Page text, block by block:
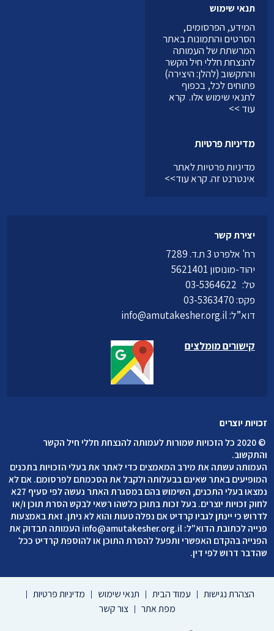
תנאי שימוש
המידע, הפרסומים,
הסרטים והתמונות באתר
המרשתת של העמותה
להנצחת חללי חיל הקשר
והתקשוב (להלן: היצירה)
פתוחים לכל, בכפוף
לתנאי שימוש אלו.קרא
עוד >>
מדיניות פרטיות
מדיניות פרטיות לאתר
אינטרנט זה.קרא עוד>>
זכויות יוצרים
©
2020 כל הזכויות שמורות לעמותה להנצחת חללי חיל הקשר
והתקשוב.
העמותה עשתה את מירב המאמצים כדי לאתר את בעלי הזכויות בתכנים
המופיעים באתר שאינם בבעלותה ולקבל את הסכמתם לפרסומם. אם לא
נמצאו בעלי התכנים, השימוש בהם במסגרת האתר נעשה לפי סעיף 27א
לחוק זכויות יוצרים. בעל זכות בתוכן כלשהו רשאי לבקש הסרת תוכן ו/או
לדרוש כי יינתן לגביו קרדיט אם נפלה טעות והוא לא ניתן. זאת באמצעות
פנייה לכתובת הדוא"ל: info@amutakesher.org.il העמותה תבדוק את
הפנייה בהקדם האפשרי ותפעל להסרת התוכן או להוספת קרדיט ככל
שהדבר דרוש לפי דין.
יצירת קשר
רח' אלפרט 3 ת.ד. 7289
יהוד-מונוסון 5621401
טל:
פקס: 03-5363470
דוא”ל:info@amutakesher.org.il
קישורים מומלצים
הצהרת נגישות עמוד הבית תנאי שימוש
מדיניות פרטיות
מפת אתר
צור קשר